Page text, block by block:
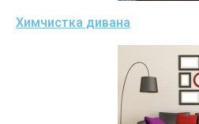
Химчистка дивана